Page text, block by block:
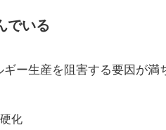
でいる
ー生産を阻害する要因が満
化